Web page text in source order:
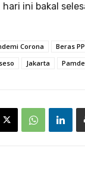
ini bakal
Corona Beras
Jakarta